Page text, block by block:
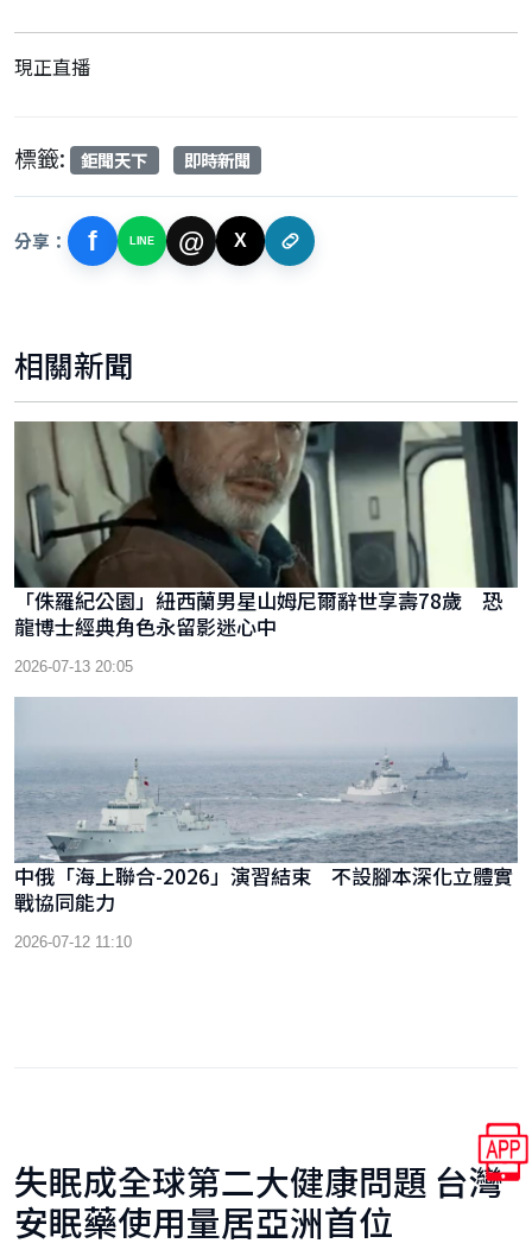
現正直播
標籤: 鉅聞天下 即時新聞
分享： f LINE @ X
相關新聞
「侏羅紀公園」紐西蘭男星山姆尼爾辭世享壽78歲 恐
龍博士經典角色永留影迷心中
2026-07-13 20:05
中俄「海上聯合-2026」演習結束 不設腳本深化立體實
戰協同能力
2026-07-12 11:10
失眠成全球第二大健康問題 台灣
安眠藥使用量居亞洲首位